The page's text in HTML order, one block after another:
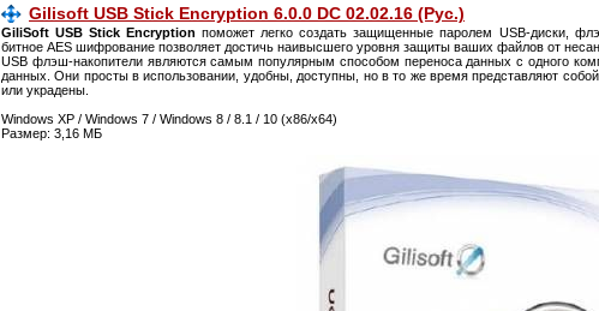
Gilisoft USB Stick Encryption 6.0.0 DC 02.02.16 (Рус.)
GiliSoft USB Stick Encryption поможет легко создать защищенные паролем USB-диски,
битное AES шифрование позволяет достичь наивысшего уровня защиты ваших файлов от
USB флэш-накопители являются самым популярным способом переноса данных с одного
данных. Они просты в использовании, удобны, доступны, но в то же время представляют
или украдены.
Windows XP / Windows 7 / Windows 8 / 8.1 / 10 (x86/x64)
Размер: 3,16 МБ